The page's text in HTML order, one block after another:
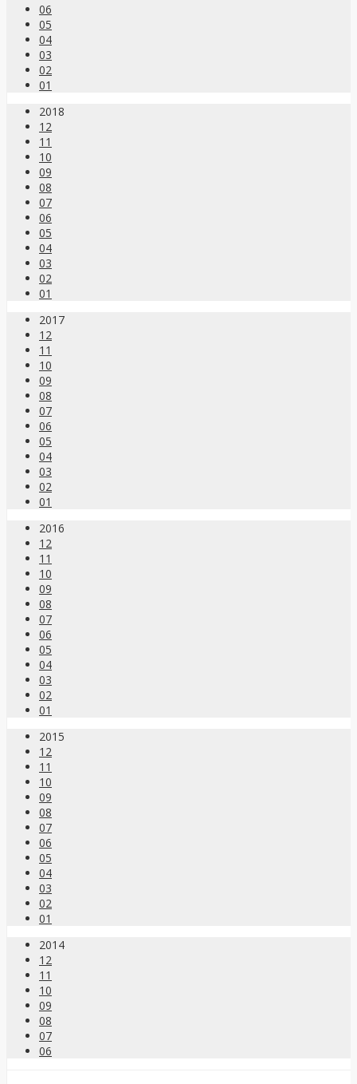
06
05
04
03
02
01
2018
12
11
10
09
08
07
06
05
04
03
02
01
2017
12
11
10
09
08
07
06
05
04
03
02
01
2016
12
11
10
09
08
07
06
05
04
03
02
01
2015
12
11
10
09
08
07
06
05
04
03
02
01
2014
12
11
10
09
08
07
06